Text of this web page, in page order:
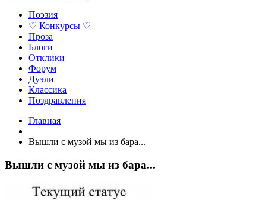
Поэзия
♡ Конкурсы ♡
Проза
Блоги
Отклики
Форум
Дуэли
Классика
Поздравления
Главная
Вышли с музой мы из бара...
Вышли с музой мы из бара...